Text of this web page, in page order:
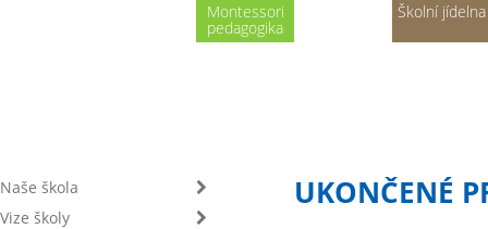
Montessori
pedagogika
Školní jídelna
Naše škola
Vize školy
UKONČENÉ